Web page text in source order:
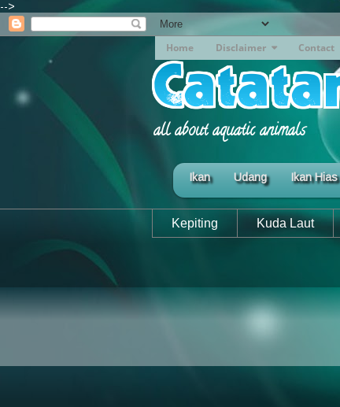
-->
Home Disclaimer Contact
all about aquatic animals
Ikan Udang Ikan Hias
Kepiting Kuda Laut